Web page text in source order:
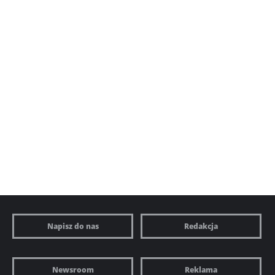
Napisz do nas Redakcja
Newsroom Reklama